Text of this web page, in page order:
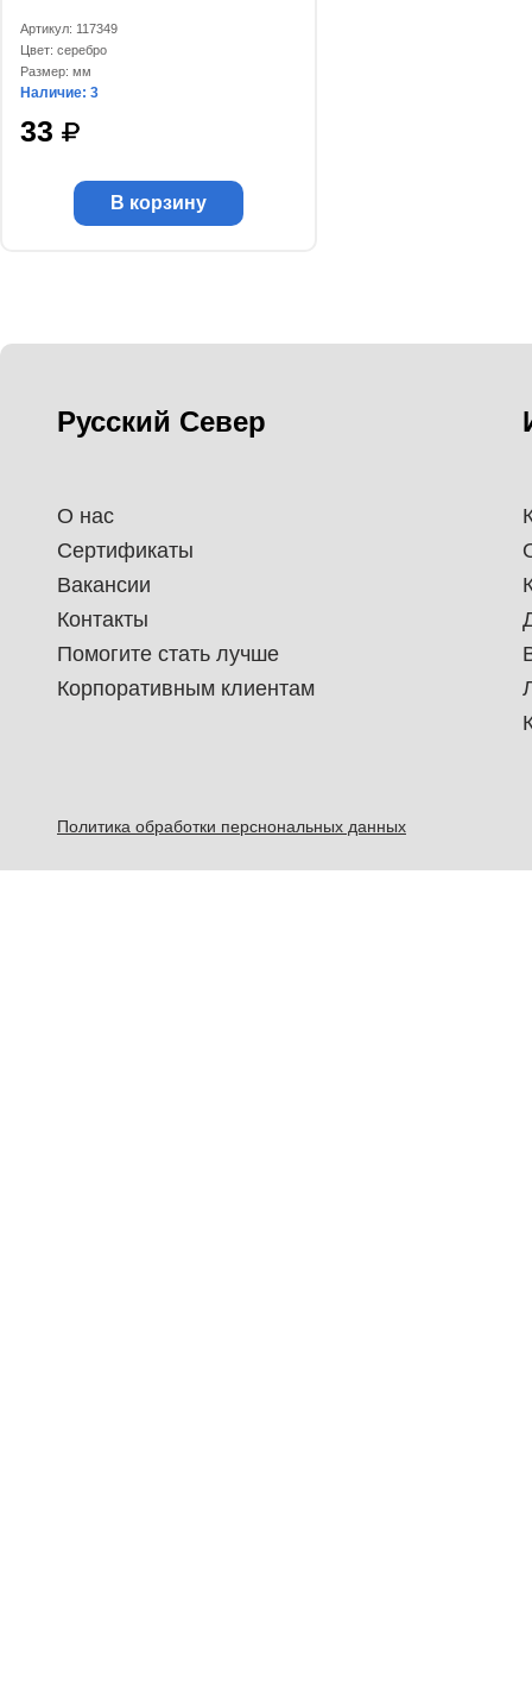
Артикул: 117349
Цвет: серебро
Размер: мм
Наличие: 3
33
В корзину
Русский Север
О нас
Сертификаты
Вакансии
Контакты
Помогите стать лучше
Корпоративным клиентам
Политика обработки перснональных данных